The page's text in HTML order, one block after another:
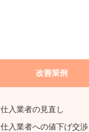
改善策例
仕入業者の見直し
仕入業者への値下げ交渉